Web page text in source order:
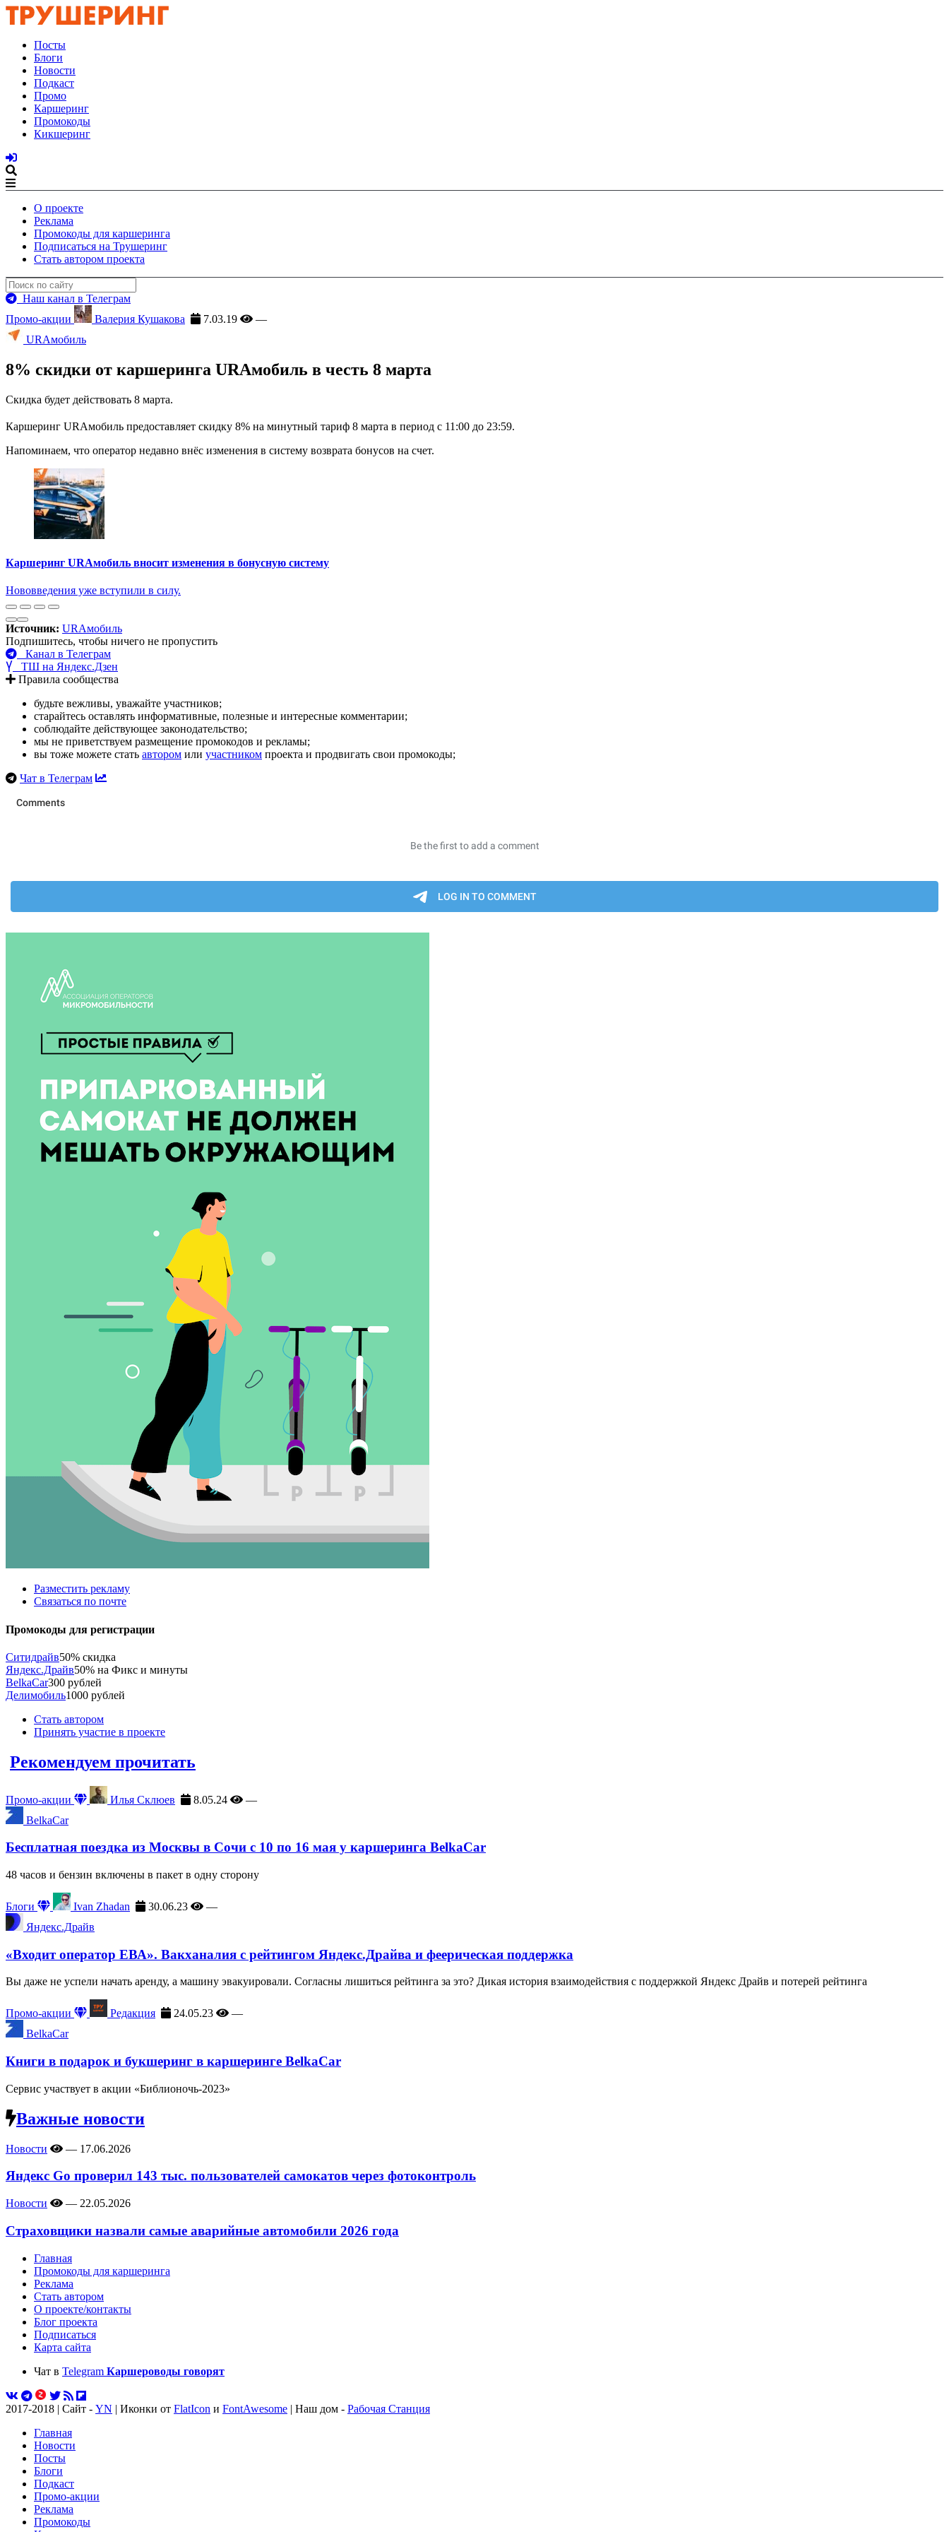
Посты
Блоги
Новости
Подкаст
Промо
Каршеринг
Промокоды
Кикшеринг
О проекте
Реклама
Промокоды для каршеринга
Подписаться на Трушеринг
Стать автором проекта
Наш канал в Телеграм
Промо-акции
Валерия Кушакова 7.03.19
—
URAмобиль
8% скидки от каршеринга URAмобиль в честь 8 марта
Скидка будет действовать 8 марта.
Каршеринг URAмобиль предоставляет скидку 8% на минутный тариф 8 марта в период с 11:00 до 23:59.
Напоминаем, что оператор недавно внёс изменения в систему возврата бонусов на счет.
Каршеринг URAмобиль вносит изменения в бонусную систему
Нововведения уже вступили в силу.
Источник: URAмобиль
Подпишитесь, чтобы ничего не пропустить
Канал в Телеграм
ТШ на Яндекс.Дзен
Правила сообщества
будьте вежливы, уважайте участников;
старайтесь оставлять информативные, полезные и интересные комментарии;
соблюдайте действующее законодательство;
мы не приветствуем размещение промокодов и рекламы;
вы тоже можете стать автором или участником проекта и продвигать свои промокоды;
Чат в Телеграм
Разместить рекламу
Связаться по почте
Промокоды для регистрации
Ситидрайв50% скидка
Яндекс.Драйв50% на Фикс и минуты
BelkaCar300 рублей
Делимобиль1000 рублей
Стать автором
Принять участие в проекте
Рекомендуем прочитать
Промо-акции Илья Склюев 8.05.24
—
BelkaCar
Бесплатная поездка из Москвы в Сочи с 10 по 16 мая у каршеринга BelkaCar
48 часов и бензин включены в пакет в одну сторону
Блоги Ivan Zhadan 30.06.23
—
Яндекс.Драйв
«Входит оператор ЕВА». Вакханалия с рейтингом Яндекс.Драйва и феерическая поддержка
Вы даже не успели начать аренду, а машину эвакуировали. Согласны лишиться рейтинга за это? Дикая история взаимодействия с поддержкой Яндекс Драйв и потерей рейтинга
Промо-акции Редакция 24.05.23
—
BelkaCar
Книги в подарок и букшеринг в каршеринге BelkaCar
Сервис участвует в акции «Библионочь-2023»
Важные новости
Новости — 17.06.2026
Яндекс Go проверил 143 тыс. пользователей самокатов через фотоконтроль
Новости — 22.05.2026
Страховщики назвали самые аварийные автомобили 2026 года
Главная
Промокоды для каршеринга
Реклама
Стать автором
О проекте/контакты
Блог проекта
Подписаться
Карта сайта
Чат в Telegram Каршероводы говорят
2017-2018 | Сайт - YN | Иконки от FlatIcon и FontAwesome | Наш дом - Рабочая Станция
Главная
Новости
Посты
Блоги
Подкаст
Промо-акции
Реклама
Промокоды